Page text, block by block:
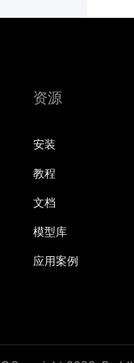
资源
安装
教程
文档
模型库
应用案例